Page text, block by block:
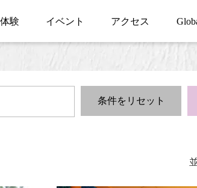
験 イベント アクセス
条件をリセット